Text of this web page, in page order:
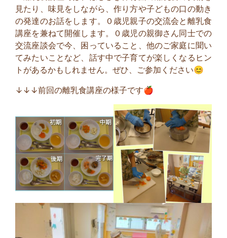
見たり、味見をしながら、作り方や子どもの口の動き
の発達のお話をします。０歳児親子の交流会と離乳食
講座を兼ねて開催します。０歳児の親御さん同士での
交流座談会で今、困っていること、他のご家庭に聞い
てみたいことなど、話す中で子育てが楽しくなるヒン
トがあるかもしれません。ぜひ、ご参加ください😊
↓↓↓前回の離乳食講座の様子です🍎